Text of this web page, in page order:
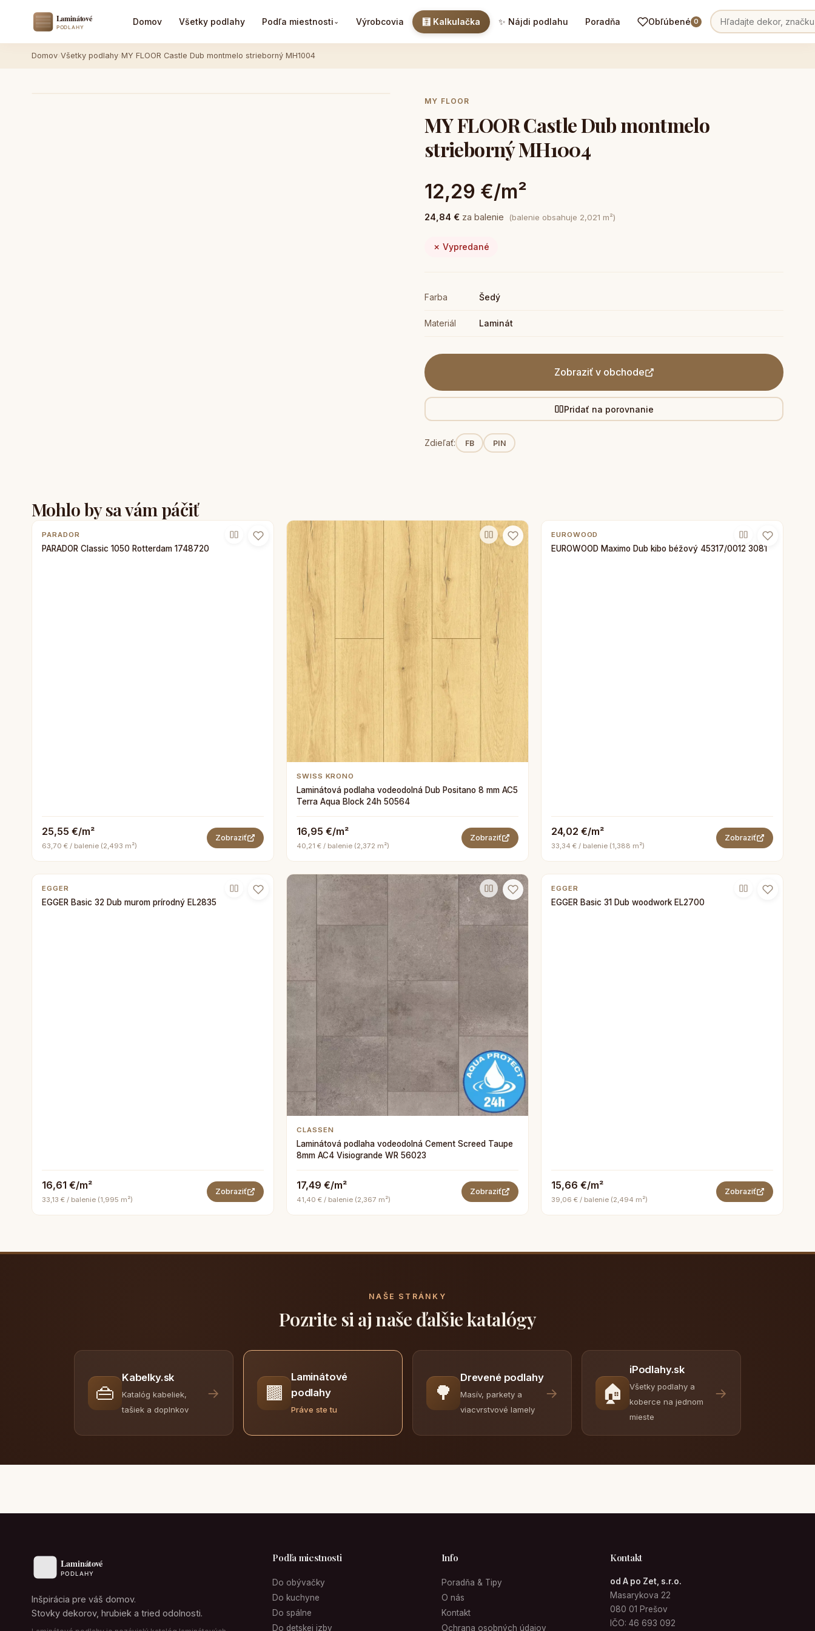
Domov Všetky podlahy Podľa miestnosti ⌄ Výrobcovia 🧮 Kalkulačka ✨ Nájdi podlahu Poradňa Obľúbené 0
Domov Všetky podlahy MY FLOOR Castle Dub montmelo strieborný MH1004
MY FLOOR
MY FLOOR Castle Dub montmelo
strieborný MH1004
12,29 €/m²
24,84 € za balenie (balenie obsahuje 2,021 m²)
✗ Vypredané
Farba Šedý
Materiál Laminát
Zobraziť v obchode
Pridať na porovnanie
Zdieľať: FB PIN
Mohlo by sa vám páčiť
PARADOR
PARADOR Classic 1050 Rotterdam 1748720
25,55 €/m²
63,70 € / balenie (2,493 m²)
Zobraziť
SWISS KRONO
Laminátová podlaha vodeodolná Dub Positano 8 mm AC5
Terra Aqua Block 24h 50564
16,95 €/m²
40,21 € / balenie (2,372 m²)
Zobraziť
EUROWOOD
EUROWOOD Maximo Dub kibo béžový 45317/0012 3081
24,02 €/m²
33,34 € / balenie (1,388 m²)
Zobraziť
EGGER
EGGER Basic 32 Dub murom prírodný EL2835
16,61 €/m²
33,13 € / balenie (1,995 m²)
Zobraziť
CLASSEN
Laminátová podlaha vodeodolná Cement Screed Taupe
8mm AC4 Visiogrande WR 56023
17,49 €/m²
41,40 € / balenie (2,367 m²)
Zobraziť
EGGER
EGGER Basic 31 Dub woodwork EL2700
15,66 €/m²
39,06 € / balenie (2,494 m²)
Zobraziť
NAŠE STRÁNKY
Pozrite si aj naše ďalšie katalógy
👜
Kabelky.sk
Katalóg kabeliek,
tašiek a doplnkov
→ 🟫
Laminátové
podlahy
Práve ste tu
🌳
Drevené podlahy
Masív, parkety a
viacvrstvové lamely
→ 🏠
iPodlahy.sk
Všetky podlahy a
koberce na jednom
mieste
→
Inšpirácia pre váš domov.
Stovky dekorov, hrubiek a tried odolnosti.
Podľa miestnosti
Do obývačky
Do kuchyne
Do spálne
Do detskej izby
Info
Poradňa & Tipy
O nás
Kontakt
Ochrana osobných údajov
Kontakt
od A po Zet, s.r.o.
Masarykova 22
080 01 Prešov
IČO: 46 693 092